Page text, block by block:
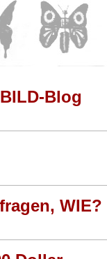
Blog
WIE?